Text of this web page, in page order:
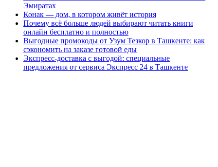
Эмиратах
Конак — дом, в котором живёт история
Почему всё больше людей выбирают читать книги
онлайн бесплатно и полностью
Выгодные промокоды от Узум Тезкор в Ташкенте: как
сэкономить на заказе готовой еды
Экспресс-доставка с выгодой: специальные
предложения от сервиса Экспресс 24 в Ташкенте